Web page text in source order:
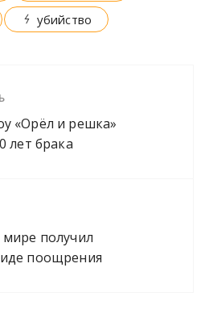
убийство
«Орёл и решка»
лет брака
получил
поощрения